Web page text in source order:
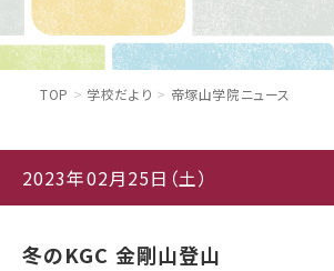
TOP 学校だより 帝塚山学院ニュース
2023年02月25日（土）
冬のKGC 金剛山登山